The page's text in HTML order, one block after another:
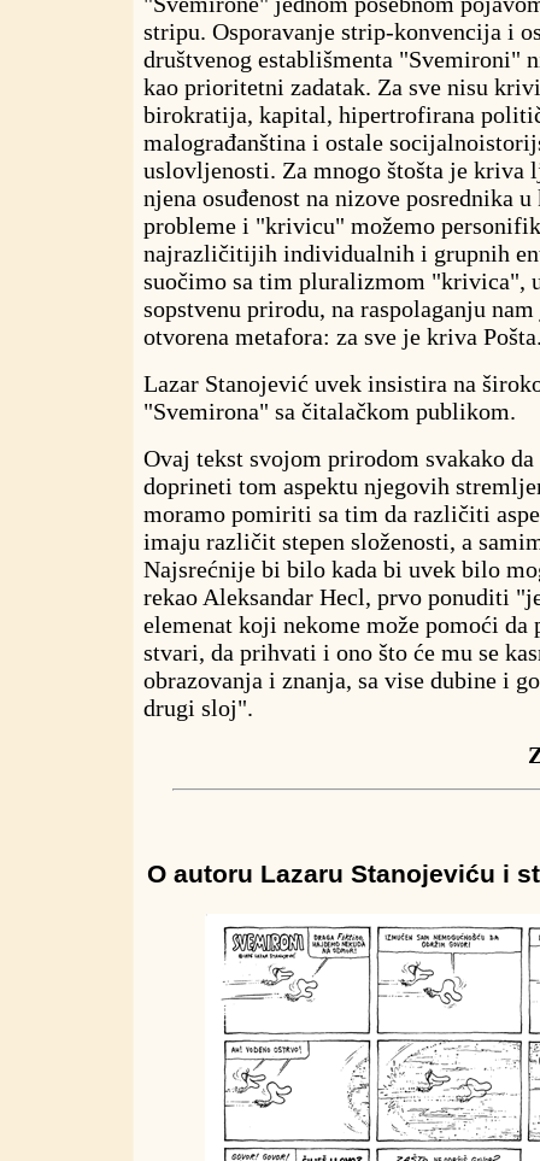
stripu. Osporavanje strip-konvencija i
društvenog establišmenta "Svemironi"
kao prioritetni zadatak. Za sve nisu
birokratija, kapital, hipertrofirana
malograđanština i ostale
uslovljenosti. Za mnogo štošta je kriva
njena osuđenost na nizove posrednika
probleme i "krivicu" možemo
najrazličitijih individualnih i grupnih
suočimo sa tim pluralizmom "krivica",
sopstvenu prirodu, na raspolaganju
otvorena metafora: za sve je kriva
Lazar Stanojević uvek insistira na
"Svemirona" sa čitalačkom publikom.
Ovaj tekst svojom prirodom svakako da
doprineti tom aspektu njegovih
moramo pomiriti sa tim da različiti
imaju različit stepen složenosti, a
Najsrećnije bi bilo kada bi uvek bilo
rekao Aleksandar Hecl, prvo ponuditi
elemenat koji nekome može pomoći da
stvari, da prihvati i ono što će mu se
obrazovanja i znanja, sa vise dubine i
drugi sloj".
O autoru Lazaru Stanojeviću i